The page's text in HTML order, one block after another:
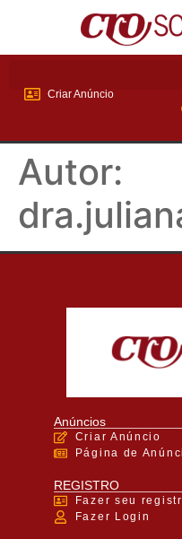
Criar Anúncio
Autor:
Anúncios
Criar Anúncio
Página de
REGISTRO
Fazer seu
Fazer Login